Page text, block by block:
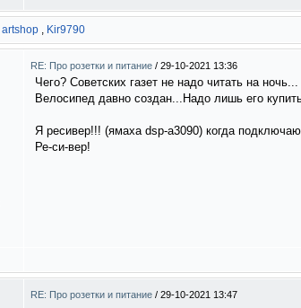
artshop , Kir9790
RE: Про розетки и питание / 29-10-2021 13:36
Чего? Советских газет не надо читать на ночь...
Велосипед давно создан...Надо лишь его
Я ресивер!!! (ямаха dsp-a3090) когда
Ре-си-вер!
RE: Про розетки и питание / 29-10-2021 13:47